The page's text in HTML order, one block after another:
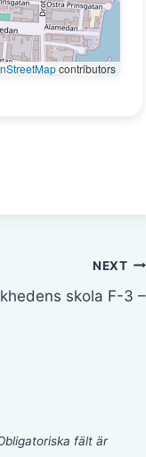
contributors
NEXT
skola F-3 –
fält är